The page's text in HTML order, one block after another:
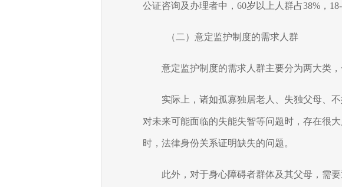
公证咨询及办理者中， 60岁以上人群占38%，
（二）意定监护制度的需求人群
意定监护制度的需求人群主要分为两大类
实际上，诸如孤寡独居老人、失独父母、
对未来可能面临的失能失智等问题时，存在很
时，法律身份关系证明缺失的问题。
此外，对于身心障碍者群体及其父母，需